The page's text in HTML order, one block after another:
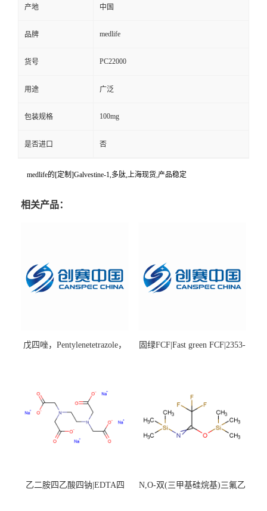
产地 中国
品牌 medlife
货号 PC22000
用途 广泛
包装规格 100mg
是否进口 否
medlife的[定制]Galvestine-1,多肽,上海现货,产品稳定
相关产品：
戊四唑，Pentylenetetrazole，
固绿FCF|Fast green FCF|2353-
乙二胺四乙酸四钠|EDTA四
N,O-双(三甲基硅烷基)三氟乙